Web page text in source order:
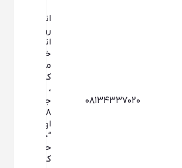
۰۸۱۳۴۳۳۷۰۲۰
انصارالامام ،
روستای
انصارالام
خیابان جهاد
میدان اول ،
کوچه نشاط
، خیابان
جهاد ، پلاک
اول ، واحد
“خدمات
حمل ونقل
کالا بوسیله